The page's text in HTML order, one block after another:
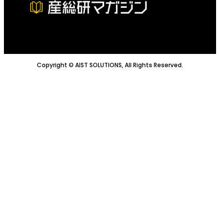
Copyright © AIST SOLUTIONS, All Rights Reserved.